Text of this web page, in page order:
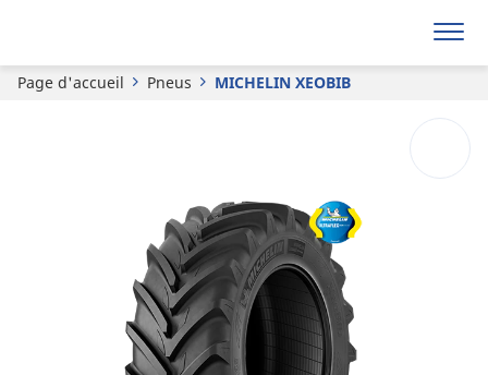
Page d'accueil Pneus MICHELIN XEOBIB